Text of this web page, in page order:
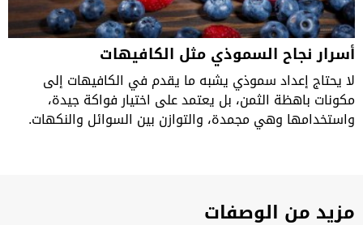
أسرار نجاح السموذي مثل الكافيهات
لا يحتاج إعداد سموذي يشبه ما يقدم في الكافيهات إلى
مكونات باهظة الثمن، بل يعتمد على اختيار فواكة جيدة،
واستخدامها وهي مجمدة، والتوازن بين السوائل والنكهات.
مزيد من الوصفات